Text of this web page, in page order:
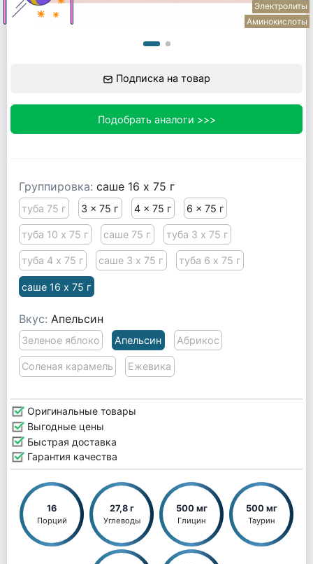
Электролиты
Аминокислоты
Подписка на товар
Подобрать аналоги >>>
Группировка: саше 16 x 75 г
туба 75 г 3 x 75 г 4 x 75 г 6 x 75 г
туба 10 x 75 г саше 75 г туба 3 x 75 г
туба 4 x 75 г саше 3 x 75 г туба 6 x 75 г
саше 16 x 75 г
Вкус: Апельсин
Зеленое яблоко Апельсин Абрикос
Соленая карамель Ежевика
Оригинальные товары
Выгодные цены
Быстрая доставка
Гарантия качества
16
Порций
27,8 г
Углеводы
500 мг
Глицин
500 мг
Таурин